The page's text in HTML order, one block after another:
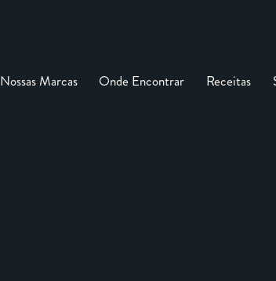
Nossas Marcas Onde Encontrar Receitas